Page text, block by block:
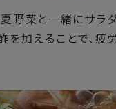
野菜と一緒にサラ
加えることで、